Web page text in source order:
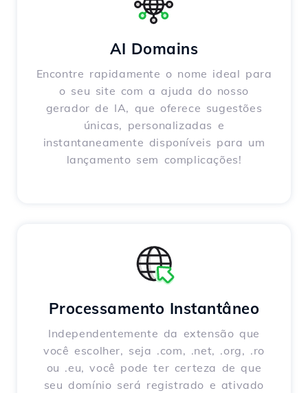
AI Domains
Encontre rapidamente o nome ideal para
o seu site com a ajuda do nosso
gerador de IA, que oferece sugestões
únicas, personalizadas e
instantaneamente disponíveis para um
lançamento sem complicações!
Processamento Instantâneo
Independentemente da extensão que
você escolher, seja .com, .net, .org, .ro
ou .eu, você pode ter certeza de que
seu domínio será registrado e ativado